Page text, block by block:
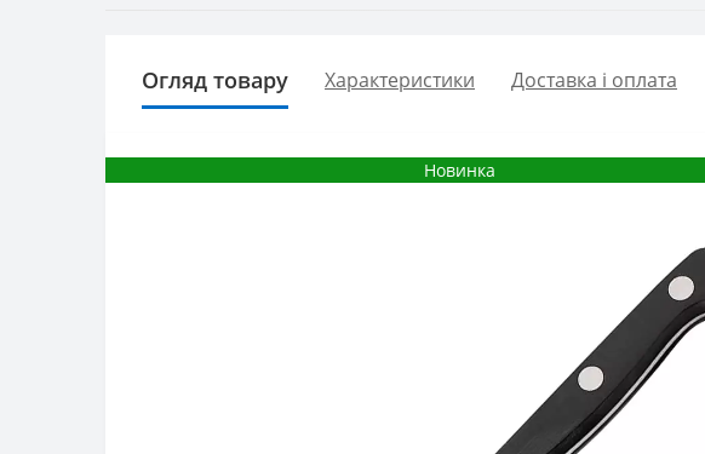
Огляд товару Характеристики Доставка і оплата
Новинка